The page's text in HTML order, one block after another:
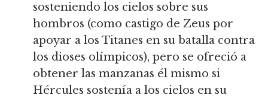
sosteniendo los cielos sobre sus
hombros (como castigo de Zeus por
apoyar a los Titanes en su batalla contra
los dioses olímpicos), pero se ofreció a
obtener las manzanas él mismo si
Hércules sostenía a los cielos en su